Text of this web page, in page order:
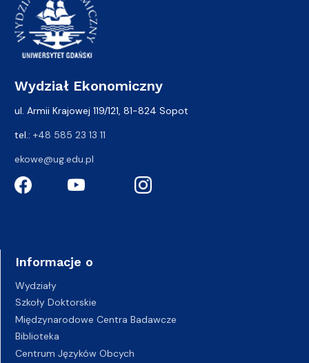
Wydział Ekonomiczny
ul. Armii Krajowej 119/121, 81-824 Sopot
tel.: +48 585 23 13 11
ekowe@ug.edu.pl
Informacje o
Wydziały
Szkoły Doktorskie
Międzynarodowe Centra Badawcze
Biblioteka
Centrum Języków Obcych